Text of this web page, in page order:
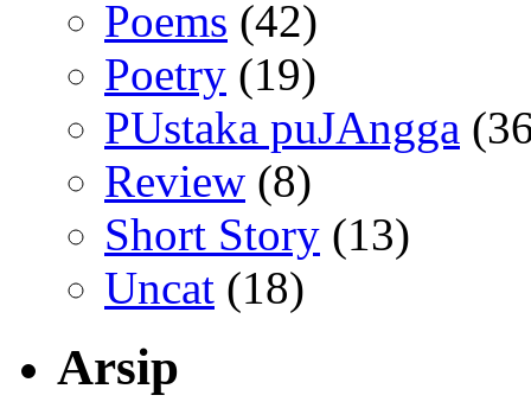
Poems (42)
Poetry (19)
PUstaka puJAngga
Review (8)
Short Story (13)
Uncat (18)
Arsip